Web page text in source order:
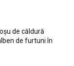
de căldură
de furtuni în